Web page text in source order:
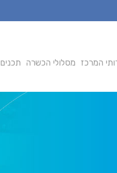
המרכז מסלולי הכשרה תכנים